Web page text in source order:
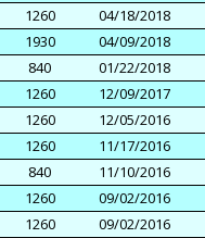
1260
04/18/2018
1930
04/09/2018
840
01/22/2018
1260
12/09/2017
1260
12/05/2016
1260
11/17/2016
840
11/10/2016
1260
09/02/2016
1260
09/02/2016